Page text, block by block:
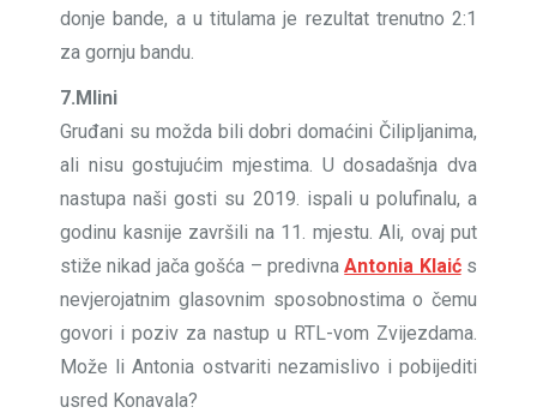
donje bande, a u titulama je rezultat trenutno 2:1
za gornju bandu.
7.Mlini
Gruđani su možda bili dobri domaćini Čilipljanima,
ali nisu gostujućim mjestima. U dosadašnja dva
nastupa naši gosti su 2019. ispali u polufinalu, a
godinu kasnije završili na 11. mjestu. Ali, ovaj put
stiže nikad jača gošća – predivnaAntonia Klaićs
nevjerojatnim glasovnim sposobnostima o čemu
govori i poziv za nastup u RTL-vom Zvijezdama.
Može li Antonia ostvariti nezamislivo i pobijediti
usred Konavala?